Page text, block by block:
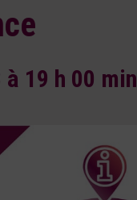
19 h 00 min